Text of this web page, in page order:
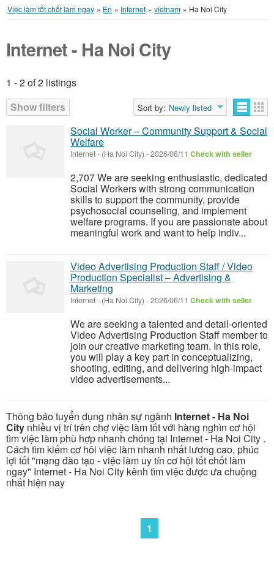
Việc làm tốt chốt làm ngay » En » Internet » vietnam » Ha Noi City
Internet - Ha Noi City
1 - 2 of 2 listings
Show filters
Sort by: Newly listed
Listings
Social Worker – Community Support & Social
Welfare
Internet- (Ha Noi City) -2026/06/11 Check with seller
2,707 We are seeking enthusiastic, dedicated
Social Workers with strong communication
skills to support the community, provide
psychosocial counseling, and implement
welfare programs. If you are passionate about
meaningful work and want to help indiv...
Video Advertising Production Staff / Video
Production Specialist – Advertising &
Marketing
Internet- (Ha Noi City) -2026/06/11 Check with seller
We are seeking a talented and detail-oriented
Video Advertising Production Staff member to
join our creative marketing team. In this role,
you will play a key part in conceptualizing,
shooting, editing, and delivering high-impact
video advertisements...
Thông báo tuyển dụng nhân sự ngành Internet - Ha Noi
City nhiều vị trí trên chợ việc làm tốt với hàng nghìn cơ hội
tìm việc làm phù hợp nhanh chóng tại Internet - Ha Noi City .
Cách tìm kiếm cơ hôi việc làm nhanh nhất lương cao, phúc
lợi tốt "mạng đào tạo - việc làm uy tín cơ hội tốt chốt làm
ngay" Internet - Ha Noi City kênh tìm việc được ưa chuộng
nhất hiện nay
1